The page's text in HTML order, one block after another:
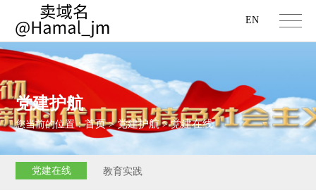
EN
党建护航
您当前的位置：首页>党建护航>党建在线
党建在线 教育实践